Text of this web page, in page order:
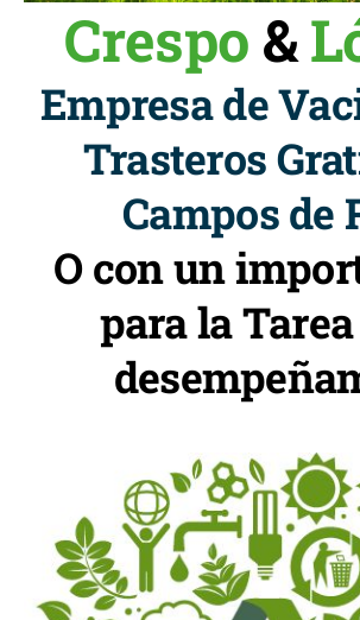
Crespo &
Empresa de
Trasteros
Campos de
O con un
para la